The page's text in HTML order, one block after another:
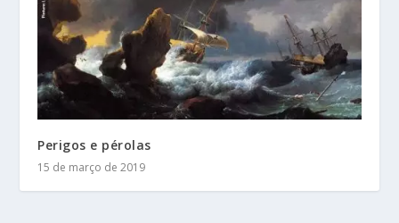
Perigos e pérolas
15 de março de 2019